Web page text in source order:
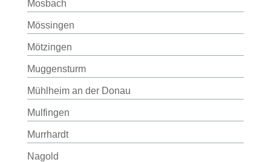
Mosbach
Mössingen
Mötzingen
Muggensturm
Mühlheim an der Donau
Mulfingen
Murrhardt
Nagold